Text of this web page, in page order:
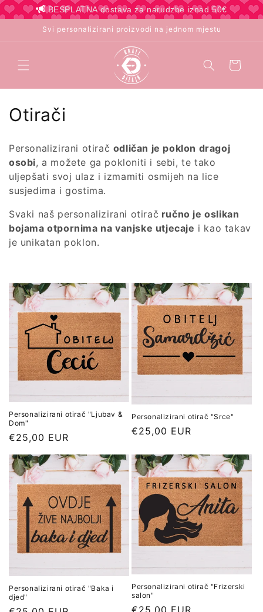
BESPLATNA dostava za narudzbe iznad 50€
Preskoči
na
Svi personalizirani proizvodi na jednom mjestu
Košarica
K
l
e
k
c
i
a
:
Otirači
Personalizirani otirač odličan je poklon dragoj
osobi, a možete ga pokloniti i sebi, te tako
uljepšati svoj ulaz i izmamiti osmijeh na lice
susjedima i gostima.
Svaki naš personalizirani otirač ručno je oslikan
bojama otpornima na vanjske utjecaje i kao takav
je unikatan poklon.
Personalizirani otirač "Ljubav &
Dom"
Redovna
cijena
€25,00 EUR
Personalizirani otirač "Srce"
Redovna
€25,00 EUR
Personalizirani otirač "Baka i
djed"
Personalizirani otirač "Frizerski
salon"